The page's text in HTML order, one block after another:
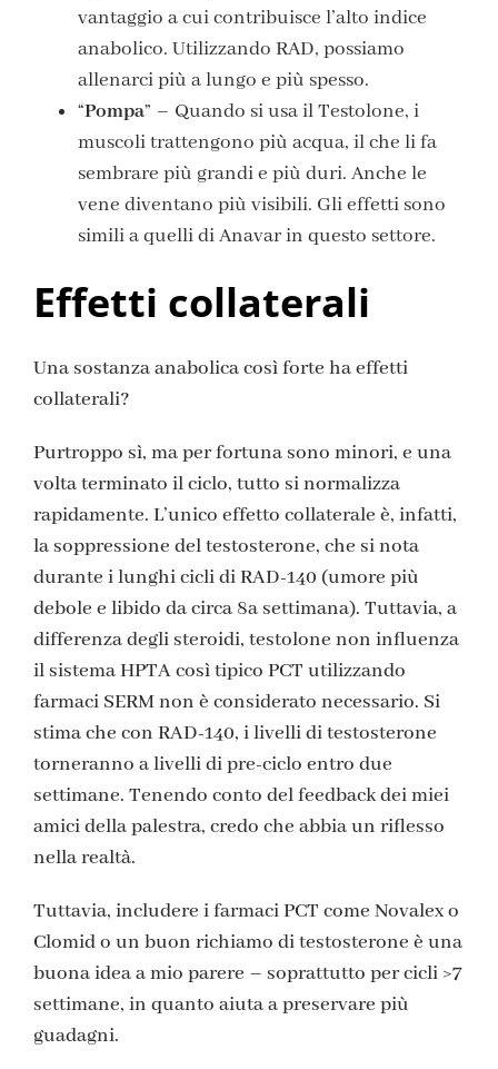
vantaggio a cui contribuisce l’alto indice
anabolico. Utilizzando RAD, possiamo
allenarci più a lungo e più spesso.
“Pompa” – Quando si usa il Testolone, i
muscoli trattengono più acqua, il che li fa
sembrare più grandi e più duri. Anche le
vene diventano più visibili. Gli effetti sono
simili a quelli di Anavar in questo settore.
Effetti collaterali
Una sostanza anabolica così forte ha effetti
collaterali?
Purtroppo sì, ma per fortuna sono minori, e una
volta terminato il ciclo, tutto si normalizza
rapidamente. L’unico effetto collaterale è, infatti,
la soppressione del testosterone, che si nota
durante i lunghi cicli di RAD-140 (umore più
debole e libido da circa 8a settimana). Tuttavia, a
differenza degli steroidi, testolone non influenza
il sistema HPTA così tipico PCT utilizzando
farmaci SERM non è considerato necessario. Si
stima che con RAD-140, i livelli di testosterone
torneranno a livelli di pre-ciclo entro due
settimane. Tenendo conto del feedback dei miei
amici della palestra, credo che abbia un riflesso
nella realtà.
Tuttavia, includere i farmaci PCT come Novalex o
Clomid o un buon richiamo di testosterone è una
buona idea a mio parere – soprattutto per cicli >7
settimane, in quanto aiuta a preservare più
guadagni.